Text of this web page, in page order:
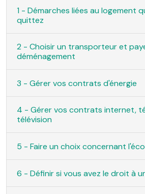
1 - Démarches liées au logement
quittez
2 - Choisir un transporteur et
déménagement
3 - Gérer vos contrats d'énergie
4 - Gérer vos contrats internet,
télévision
5 - Faire un choix concernant
6 - Définir si vous avez le droit à